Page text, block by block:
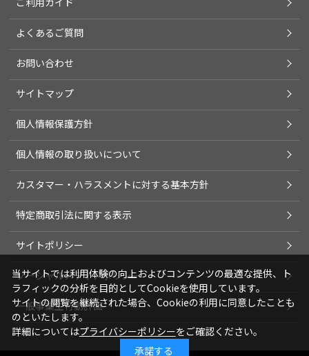
よくあるご質問
お問い合わせ
サイトマップ
個人情報保護方針
個人情報の取り扱いについて
カスタマー・ハラスメントに対する基本方針
特定商取引法に関する表示
サイトポリシー
ソーシャルメディアポリシー
一般事業主行動計画
当サイトでは利用体験の向上およびコンテンツの最適な提供、ト
ラフィックの分析を目的としてCookieを使用しています。
サイトの閲覧を継続された場合、Cookieの利用に同意したことも
のといたします。
詳細についてはプライバシーポリシーをご確認ください。
承諾する